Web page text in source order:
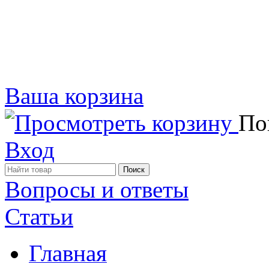
Ваша корзина
Вход
Вопросы и ответы
Статьи
Главная